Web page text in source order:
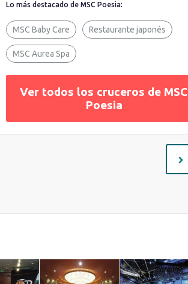
Lo más destacado de MSC Poesia:
MSC Baby Care Restaurante japonés
MSC Aurea Spa
Ver todos los cruceros de MSC
Poesia